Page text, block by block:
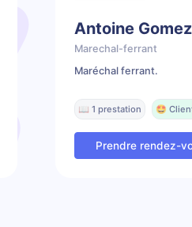
Antoine Gomez
Marechal-ferrant
Maréchal ferrant.
📖 1 prestation 🤩
Prendre rendez-